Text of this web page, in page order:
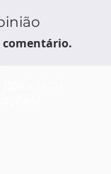
comentário.